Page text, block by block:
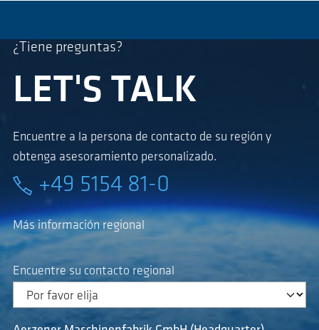
¿Tiene preguntas?
LET'S TALK
Encuentre a la persona de contacto de su región y
obtenga asesoramiento personalizado.
+49 5154 81-0
Más información regional
Encuentre su contacto regional